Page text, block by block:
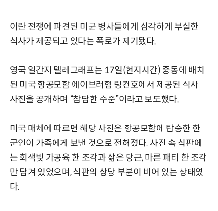
이란 전쟁에 파견된 미군 병사들에게 심각하게 부실한
식사가 제공되고 있다는 폭로가 제기됐다.
영국 일간지 텔레그래프는 17일(현지시간) 중동에 배치
된 미국 항공모함 에이브러햄 링컨호에서 제공된 식사
사진을 공개하며 “참담한 수준”이라고 보도했다.
미국 매체에 따르면 해당 사진은 항공모함에 탑승한 한
군인이 가족에게 보낸 것으로 전해졌다. 사진 속 식판에
는 회색빛 가공육 한 조각과 삶은 당근, 마른 패티 한 조각
만 담겨 있었으며, 식판의 상당 부분이 비어 있는 상태였
다.